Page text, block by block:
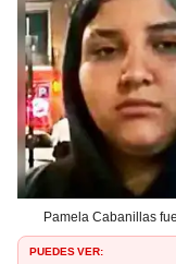
Pamela Cabanillas
PUEDES VER: